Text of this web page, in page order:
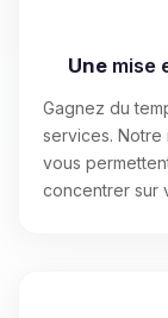
Une mise
Gagnez du
services. Notre
vous
concentrer sur